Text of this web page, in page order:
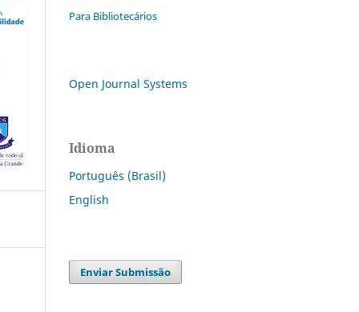
Para Bibliotecários
Open Journal Systems
Idioma
Português (Brasil)
English
Enviar Submissão